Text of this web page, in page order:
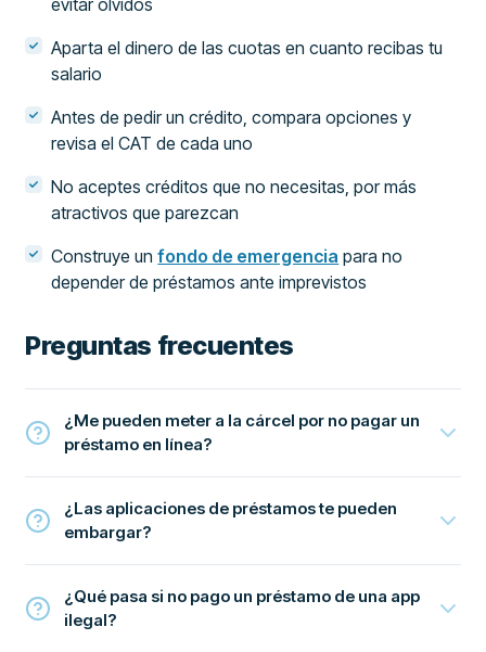
Aparta el dinero de las cuotas en cuanto recibas tu
salario
Antes de pedir un crédito, compara opciones y
revisa el CAT de cada uno
No aceptes créditos que no necesitas, por más
atractivos que parezcan
Construye unfondo de emergencia para no
depender de préstamos ante imprevistos
Preguntas frecuentes
¿Me pueden meter a la cárcel por no pagar un
préstamo en línea?
¿Las aplicaciones de préstamos te pueden
embargar?
¿Qué pasa si no pago un préstamo de una app
ilegal?